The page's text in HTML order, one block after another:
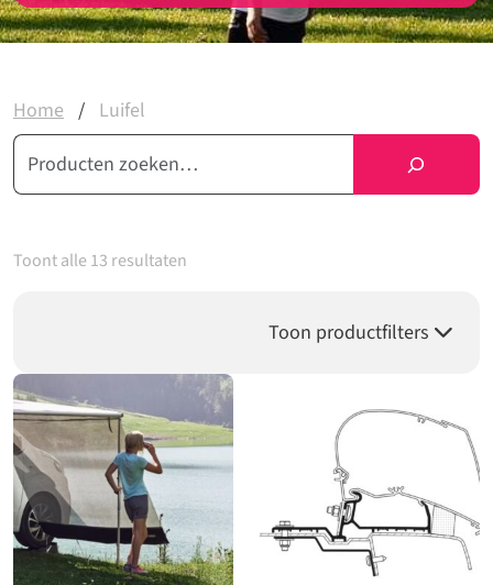
Home / Luifel
Zoeken
Toont alle 13 resultaten
Toon productfilters